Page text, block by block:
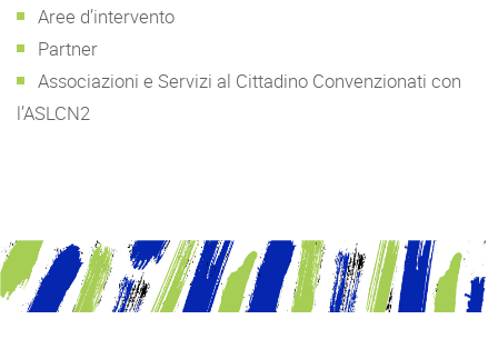
Aree d’intervento
Partner
Associazioni e Servizi al Cittadino Convenzionati con
l’ASLCN2